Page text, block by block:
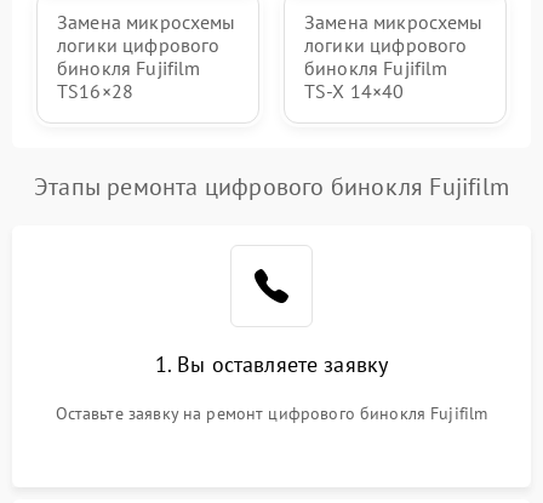
Замена микросхемы
логики цифрового
бинокля Fujifilm
TS16×28
Замена микросхемы
логики цифрового
бинокля Fujifilm
TS‑X 14×40
Этапы ремонта цифрового бинокля Fujifilm
1. Вы оставляете заявку
Оставьте заявку на ремонт цифрового бинокля Fujifilm